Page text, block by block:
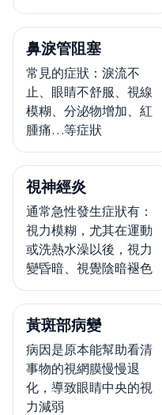
鼻淚管阻塞
常見的症狀：淚流不
止、眼睛不舒服、視線
模糊、分泌物增加、紅
腫痛…等症狀
視神經炎
通常急性發生症狀有：
視力模糊，尤其在運動
或洗熱水澡以後，視力
變昏暗、視覺陰暗褪色
黃斑部病變
病因是原本能幫助看清
事物的視網膜慢慢退
化，導致眼睛中央的視
力減弱